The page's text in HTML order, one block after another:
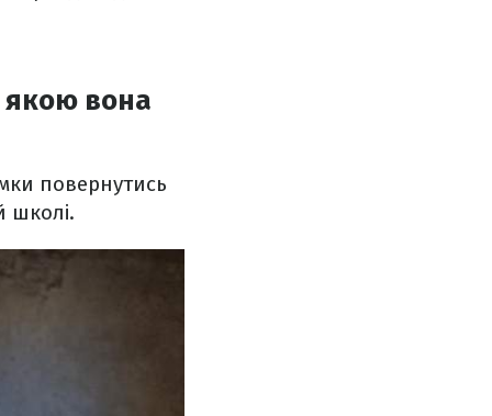
якою вона
повернутись
школі.